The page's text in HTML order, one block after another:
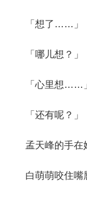
「想了……」
「哪儿想？」
「心里想……
「还有呢？」
孟天峰的手在她
白萌萌咬住嘴唇